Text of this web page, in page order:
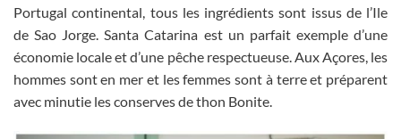
Portugal continental, tous les ingrédients sont issus de l’Ile
de Sao Jorge. Santa Catarina est un parfait exemple d’une
économie locale et d’une pêche respectueuse. Aux Açores, les
hommes sont en mer et les femmes sont à terre et préparent
avec minutie les conserves de thon Bonite.